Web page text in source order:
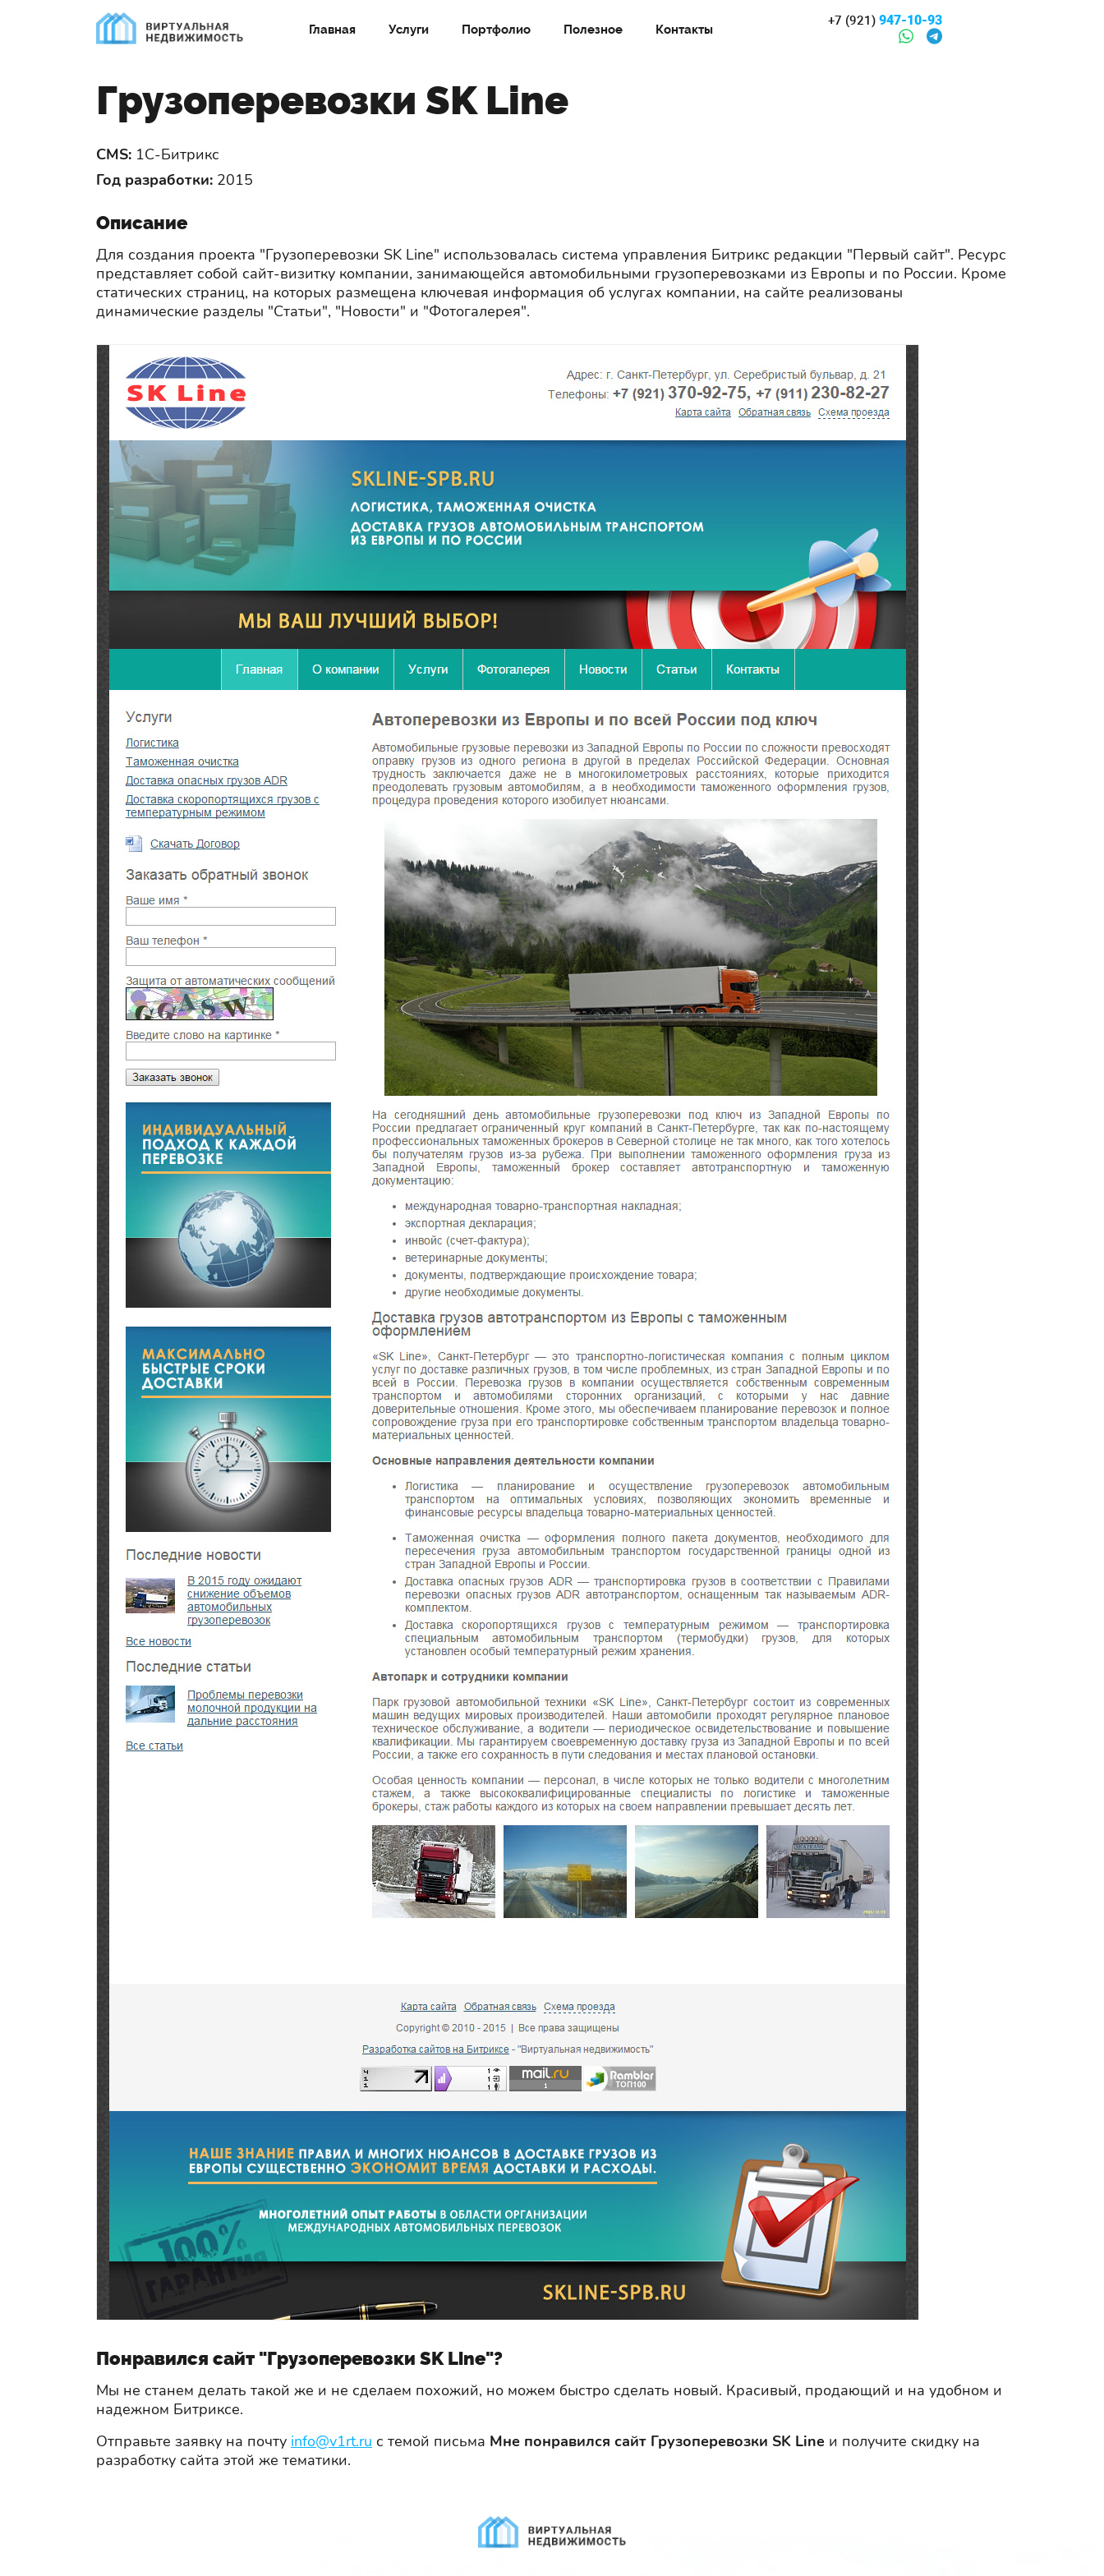
Главная Услуги Портфолио Полезное Контакты
+7 (921) 947-10-93
Грузоперевозки SK Line
CMS: 1С-Битрикс
Год разработки: 2015
Описание
Для создания проекта "Грузоперевозки SK Line" использовалась система управления Битрикс редакции "Первый сайт". Ресурс
представляет собой сайт-визитку компании, занимающейся автомобильными грузоперевозками из Европы и по России. Кроме
статических страниц, на которых размещена ключевая информация об услугах компании, на сайте реализованы
динамические разделы "Статьи", "Новости" и "Фотогалерея".
Понравился сайт "Грузоперевозки SK Line"?
Мы не станем делать такой же и не сделаем похожий, но можем быстро сделать новый. Красивый, продающий и на удобном и
надежном Битриксе.
Отправьте заявку на почту info@v1rt.ru с темой письма Мне понравился сайт Грузоперевозки SK Line и получите скидку на
разработку сайта этой же тематики.